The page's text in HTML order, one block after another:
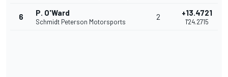
6 P. O'Ward
Schmidt Peterson Motorsports
2 +13.4721
1'24.2715